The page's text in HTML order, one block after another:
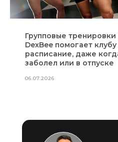
Групповые тренировки
DexBee помогает
расписание, даже
заболел или в отпуске
06.07.2026